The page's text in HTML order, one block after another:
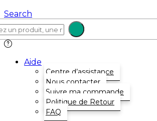
Search
Aide
Centre d’assistance
Nous contacter
Suivre ma commande
Politique de Retour
FAQ